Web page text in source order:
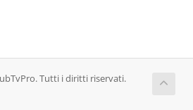
Tutti i diritti riservati.